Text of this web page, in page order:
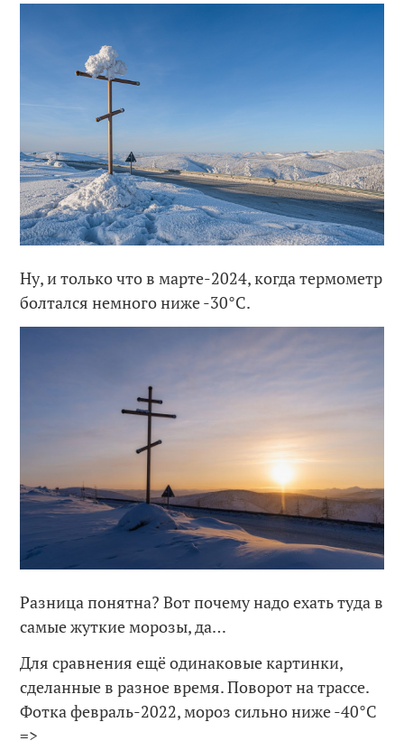
Ну, и только что в марте-2024, когда термометр
болтался немного ниже -30°C.
Разница понятна? Вот почему надо ехать туда в
самые жуткие морозы, да…
Для сравнения ещё одинаковые картинки,
сделанные в разное время. Поворот на трассе.
Фотка февраль-2022, мороз сильно ниже -40°C
=>